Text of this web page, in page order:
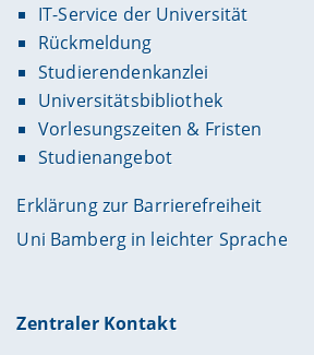
IT-Service der Universität
Rückmeldung
Studierendenkanzlei
Universitätsbibliothek
Vorlesungszeiten & Fristen
Studienangebot
Erklärung zur Barrierefreiheit
Uni Bamberg in leichter Sprache
Zentraler Kontakt